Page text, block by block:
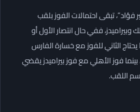
تبقى احتمالات الفوز بلقب
وبيراميدز، ففي حال انتصار الأول أو
يحتاج الثاني للفوز مع خسارة الفارس
بينما فوز الأهلي مع فوز بيراميدز يقضي
اللقب.